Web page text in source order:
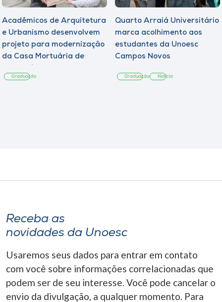
Acadêmicos de Arquitetura
e Urbanismo desenvolvem
projeto para modernização
da Casa Mortuária de
Graduação
Quarto Arraiá Universitário
marca acolhimento aos
estudantes da Unoesc
Campos Novos
Graduação Notícia
Receba as
novidades da Unoesc
Usaremos seus dados para entrar em contato
com você sobre informações correlacionadas que
podem ser de seu interesse. Você pode cancelar o
envio da divulgação, a qualquer momento. Para